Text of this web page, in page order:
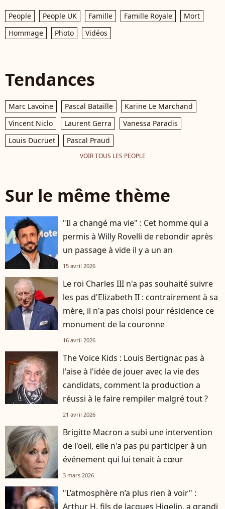
People People UK Famille Famille Royale
Mort
Hommage
Photo Vidéos
Tendances
Marc Lavoine Pascal Bataille
Karine Le Marchand
Vincent Niclo
Laurent Gerra
Vanessa Paradis
Louis Ducruet
Pascal Praud
VOIR TOUS LES PEOPLE
Sur le même thème
"Il a changé ma vie" : Cet homme qui a
permis à Willy Rovelli de rebondir après
un passage à vide il y a un an
15 avril 2026
Le roi Charles III n'a pas souhaité suivre
les pas d'Elizabeth II : contrairement à sa
mère, il n'a pas choisi pour résidence ce
monument de la couronne
16 avril 2026
The Voice Kids : Louis Bertignac pas à
l'aise à l'idée de jouer avec la vie des
candidats, comment la production a
réussi à le faire rempiler malgré tout ?
21 avril 2026
Brigitte Macron a subi une intervention
de l'oeil, elle n'a pas pu participer à un
événement qui lui tenait à cœur
3 mars 2026
"L’atmosphère n’a plus rien à voir" :
Arthur H, fils de Jacques Higelin, a grandi